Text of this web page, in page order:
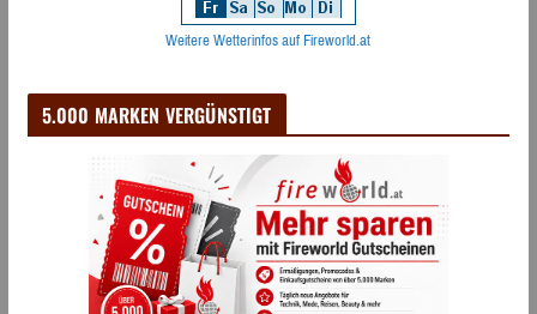
Weitere Wetterinfos auf Fireworld.at
5.000 MARKEN VERGÜNSTIGT